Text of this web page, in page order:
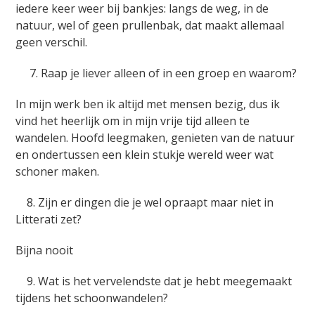
iedere keer weer bij bankjes: langs de weg, in de
natuur, wel of geen prullenbak, dat maakt allemaal
geen verschil.
7. Raap je liever alleen of in een groep en waarom?
In mijn werk ben ik altijd met mensen bezig, dus ik
vind het heerlijk om in mijn vrije tijd alleen te
wandelen. Hoofd leegmaken, genieten van de natuur
en ondertussen een klein stukje wereld weer wat
schoner maken.
8. Zijn er dingen die je wel opraapt maar niet in
Litterati zet?
Bijna nooit
9. Wat is het vervelendste dat je hebt meegemaakt
tijdens het schoonwandelen?